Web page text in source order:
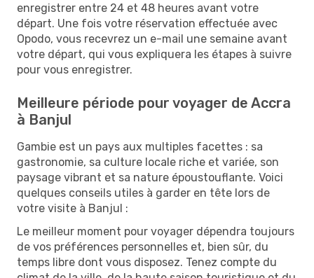
enregistrer entre 24 et 48 heures avant votre
départ. Une fois votre réservation effectuée avec
Opodo, vous recevrez un e-mail une semaine avant
votre départ, qui vous expliquera les étapes à suivre
pour vous enregistrer.
Meilleure période pour voyager de Accra
à Banjul
Gambie est un pays aux multiples facettes : sa
gastronomie, sa culture locale riche et variée, son
paysage vibrant et sa nature époustouflante. Voici
quelques conseils utiles à garder en tête lors de
votre visite à Banjul :
Le meilleur moment pour voyager dépendra toujours
de vos préférences personnelles et, bien sûr, du
temps libre dont vous disposez. Tenez compte du